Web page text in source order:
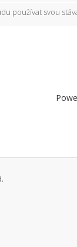
používat svou